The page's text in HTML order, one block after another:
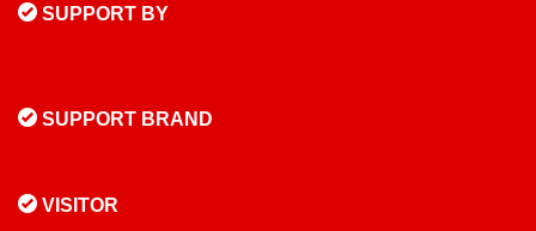
SUPPORT BY
SUPPORT BRAND
VISITOR